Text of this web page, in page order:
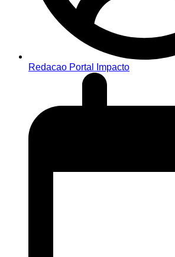
Redacao Portal Impacto